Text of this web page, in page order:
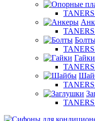
Гайки
TANERS
TANERS